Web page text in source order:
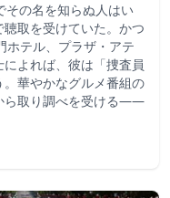
その名を知らぬ人はい
取を受けていた。かつ
ホテル、プラザ・アテ
よれば、彼は「捜査員
華やかなグルメ番組の
ら取り調べを受ける――